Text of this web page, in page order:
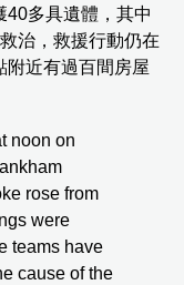
40多具遺體，其中
治，救援行動仍在
附近有過百間房屋
noon on
rose from
were
teams have
cause of the